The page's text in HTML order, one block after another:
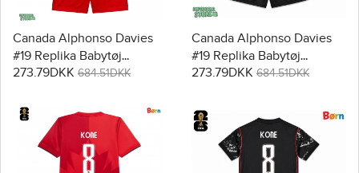
Canada Alphonso Davies
#19 Replika Babytøj
Hjemmebanesæt Børn VM
bukser)
273.79DKK 684.51DKK
Canada Alphonso Davies
#19 Replika Babytøj
Udebanesæt Børn VM
bukser)
273.79DKK 684.51DKK